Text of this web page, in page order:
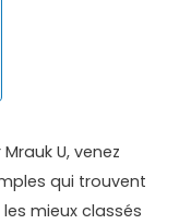
U, venez
qui trouvent
mieux classés